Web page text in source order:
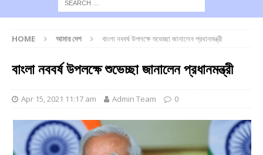
HOME আমার দেশ বাংলা নববর্ষ উপলক্ষে শুভেচ্ছা জানালেন প্রধানমন্ত্রী
বাংলা নববর্ষ উপলক্ষে শুভেচ্ছা জানালেন প্রধানমন্ত্রী
Apr 15, 2021 11:17 am Admin Team 0